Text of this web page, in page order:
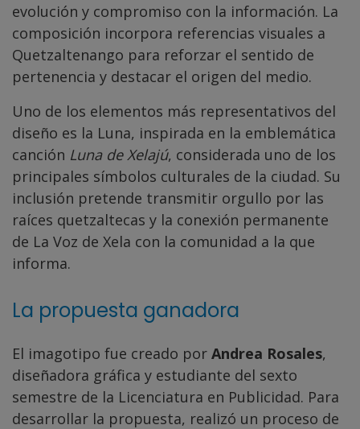
evolución y compromiso con la información. La
composición incorpora referencias visuales a
Quetzaltenango para reforzar el sentido de
pertenencia y destacar el origen del medio.
Uno de los elementos más representativos del
diseño es la Luna, inspirada en la emblemática
canción Luna de Xelajú, considerada uno de los
principales símbolos culturales de la ciudad. Su
inclusión pretende transmitir orgullo por las
raíces quetzaltecas y la conexión permanente
de La Voz de Xela con la comunidad a la que
informa.
La propuesta ganadora
El imagotipo fue creado por Andrea Rosales,
diseñadora gráfica y estudiante del sexto
semestre de la Licenciatura en Publicidad. Para
desarrollar la propuesta, realizó un proceso de